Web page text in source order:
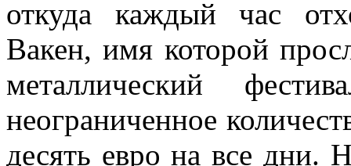
откуда каждый час
Вакен, имя которой
металлический
неограниченное
десять евро на все дни.